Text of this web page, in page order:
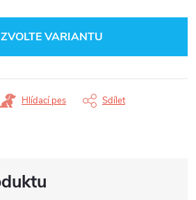
ZVOLTE VARIANTU
Hlídací pes Sdílet